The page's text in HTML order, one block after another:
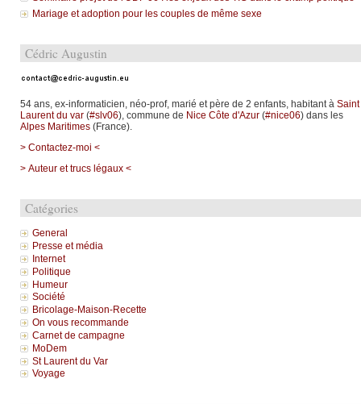
Mariage et adoption pour les couples de même sexe
Cédric Augustin
54 ans, ex-informaticien, néo-prof, marié et père de 2 enfants, habitant à Saint
Laurent du var(#slv06), commune de Nice Côte d'Azur(#nice06) dans les
Alpes Maritimes(France).
> Contactez-moi <
> Auteur et trucs légaux <
Catégories
General
Presse et média
Internet
Politique
Humeur
Société
Bricolage-Maison-Recette
On vous recommande
Carnet de campagne
MoDem
St Laurent du Var
Voyage